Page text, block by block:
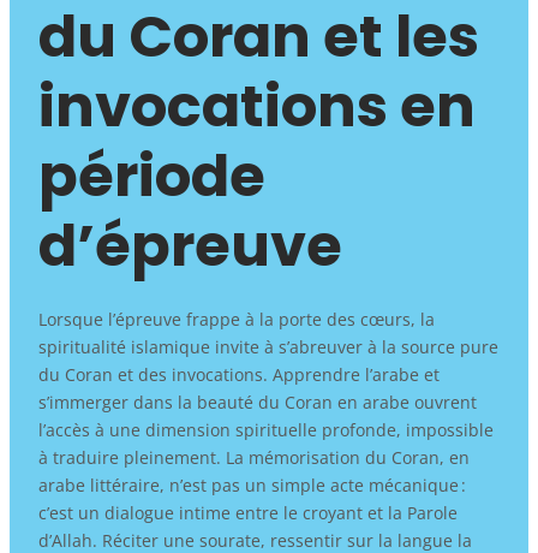
du Coran et les
invocations en
période
d’épreuve
Lorsque l’épreuve frappe à la porte des cœurs, la
spiritualité islamique invite à s’abreuver à la source pure
du Coran et des invocations. Apprendre l’arabe et
s’immerger dans la beauté du Coran en arabe ouvrent
l’accès à une dimension spirituelle profonde, impossible
à traduire pleinement. La mémorisation du Coran, en
arabe littéraire, n’est pas un simple acte mécanique :
c’est un dialogue intime entre le croyant et la Parole
d’Allah. Réciter une sourate, ressentir sur la langue la